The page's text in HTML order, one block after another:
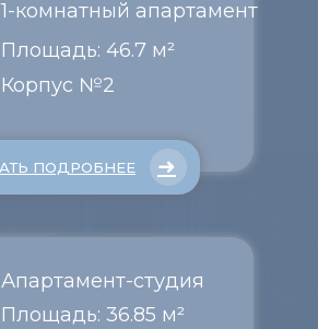
1-комнатный апартамент
ПОДРОБНЕЕ ➜
Площадь: 46.7 м²
Корпус №2
Апартамент-студия
Площадь: 36.85 м²